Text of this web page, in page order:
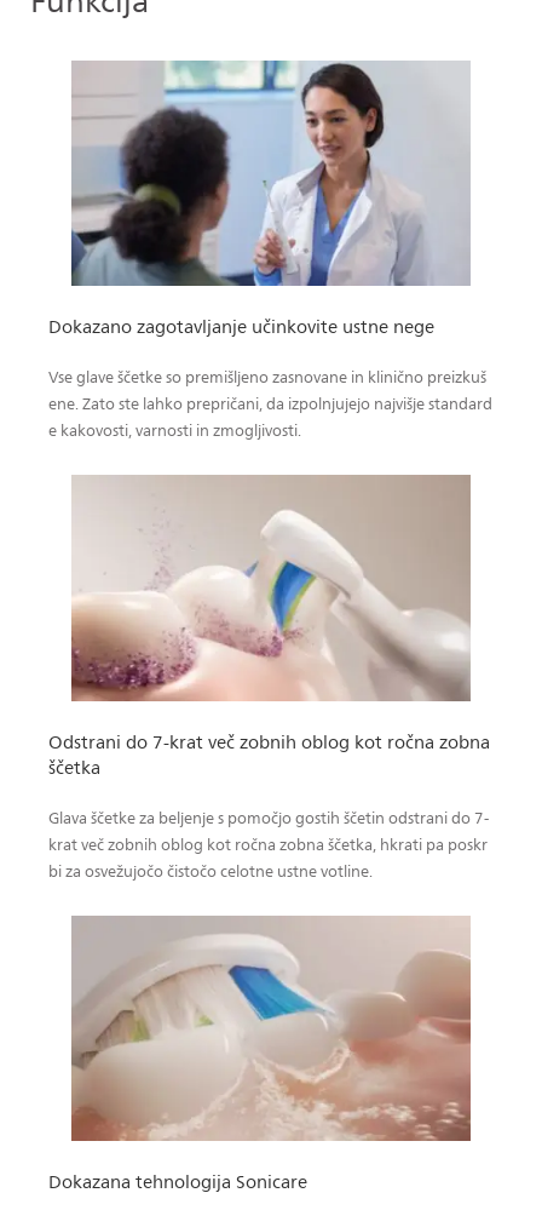
Dokazano zagotavljanje učinkovite ustne nege
Vse glave ščetke so premišljeno zasnovane in klinično preizkuš
ene. Zato ste lahko prepričani, da izpolnjujejo najvišje standard
e kakovosti, varnosti in zmogljivosti.
Odstrani do 7-krat več zobnih oblog kot ročna zobna
ščetka
Glava ščetke za beljenje s pomočjo gostih ščetin odstrani do 7-
krat več zobnih oblog kot ročna zobna ščetka, hkrati pa poskr
bi za osvežujočo čistočo celotne ustne votline.
Dokazana tehnologija Sonicare